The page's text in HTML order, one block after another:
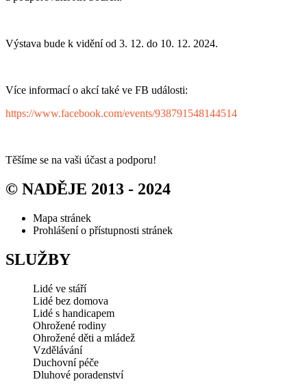
Výstava bude k vidění od 3. 12. do 10. 12. 2024.
Více informací o akcí také ve FB události:
https://www.facebook.com/events/938791548144514
Těšíme se na vaši účast a podporu!
© NADĚJE 2013 - 2024
Mapa stránek
Prohlášení o přístupnosti stránek
SLUŽBY
Lidé ve stáří
Lidé bez domova
Lidé s handicapem
Ohrožené rodiny
Ohrožené děti a mládež
Vzdělávání
Duchovní péče
Dluhové poradenství